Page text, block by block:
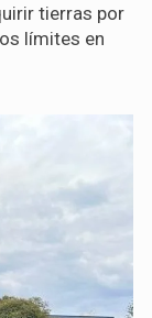
tierras por
límites en